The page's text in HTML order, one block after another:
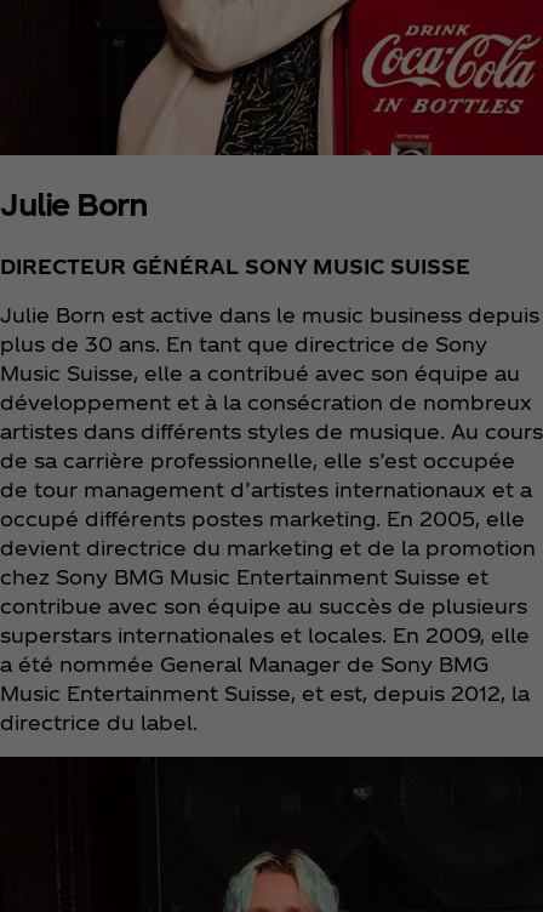
Julie Born
DIRECTEUR GÉNÉRAL SONY MUSIC SUISSE
Julie Born est active dans le music business depuis
plus de 30 ans. En tant que directrice de Sony
Music Suisse, elle a contribué avec son équipe au
développement et à la consécration de nombreux
artistes dans différents styles de musique. Au cours
de sa carrière professionnelle, elle s’est occupée
de tour management d’artistes internationaux et a
occupé différents postes marketing. En 2005, elle
devient directrice du marketing et de la promotion
chez Sony BMG Music Entertainment Suisse et
contribue avec son équipe au succès de plusieurs
superstars internationales et locales. En 2009, elle
a été nommée General Manager de Sony BMG
Music Entertainment Suisse, et est, depuis 2012, la
directrice du label.